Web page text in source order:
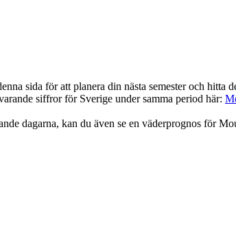
sida för att planera din nästa semester och
siffror för Sverige under samma period här:
dagarna, kan du även se en väderprognos för